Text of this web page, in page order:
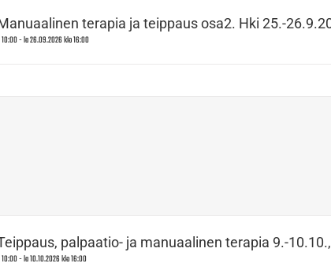
terapia ja teippaus osa2. Hki 25.-
-la 26.09.2026 klo 16:00
palpaatio- ja manuaalinen terapia 9.-
-la 10.10.2026 klo 16:00